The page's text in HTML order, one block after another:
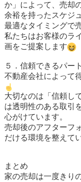
か」によって、売却
余裕を持ったスケジ
最適なタイミングで
私たちはお客様のラ
画をご提案します
５．信頼できるパー
不動産会社によって
大切なのは「信頼し
は透明性のある取引
心がけています。
売却後のアフターフ
だける環境を整えて
まとめ
家の売却は一度きり